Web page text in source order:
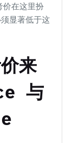
价在这里扮
显著低于这
来
与